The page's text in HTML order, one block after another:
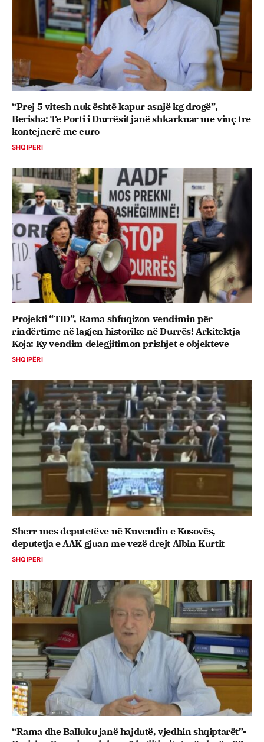
“Prej 5 vitesh nuk është kapur asnjë kg drogë”,
Berisha: Te Porti i Durrësit janë shkarkuar me vinç tre
kontejnerë me euro
SHQIPËRI
Projekti “TID”, Rama shfuqizon vendimin për
rindërtime në lagjen historike në Durrës! Arkitektja
Koja: Ky vendim delegjitimon prishjet e objekteve
SHQIPËRI
Sherr mes deputetëve në Kuvendin e Kosovës,
deputetja e AAK gjuan me vezë drejt Albin Kurtit
SHQIPËRI
“Rama dhe Balluku janë hajdutë, vjedhin shqiptarët”-